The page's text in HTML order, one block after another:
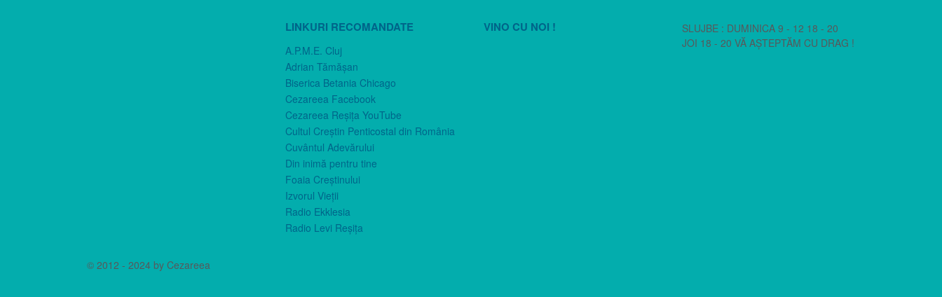
LINKURI RECOMANDATE
A.P.M.E. Cluj
Adrian Tămăşan
Biserica Betania Chicago
Cezareea Facebook
Cezareea Reşiţa YouTube
Cultul Creştin Penticostal din România
Cuvântul Adevărului
Din inimă pentru tine
Foaia Creştinului
Izvorul Vieţii
Radio Ekklesia
Radio Levi Reşiţa
VINO CU NOI !
SLUJBE : DUMINICA 9 - 12 18 - 20
JOI 18 - 20 VĂ AȘTEPTĂM CU DRAG !
© 2012 - 2024 by Cezareea